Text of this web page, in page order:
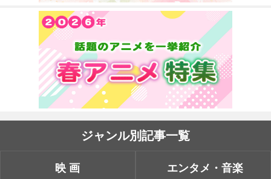
ジャンル別記事一覧
映画 エンタメ・音楽